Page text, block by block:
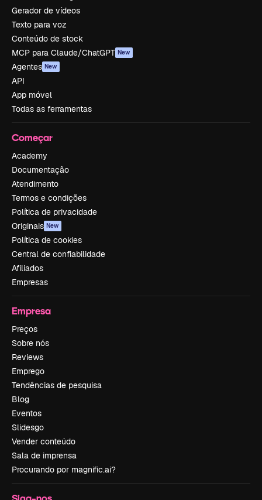
Gerador de vídeos
Texto para voz
Conteúdo de stock
MCP para Claude/ChatGPT New
Agentes New
API
App móvel
Todas as ferramentas
Começar
Academy
Documentação
Atendimento
Termos e condições
Política de privacidade
Originais New
Política de cookies
Central de confiabilidade
Afiliados
Empresas
Empresa
Preços
Sobre nós
Reviews
Emprego
Tendências de pesquisa
Blog
Eventos
Slidesgo
Vender conteúdo
Sala de imprensa
Procurando por magnific.ai?